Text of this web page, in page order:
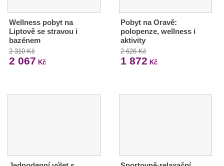
Wellness pobyt na
Liptově se stravou i
bazénem
2 310 Kč
2 067 Kč
Pobyt na Oravě:
polopenze, wellness i
aktivity
2 626 Kč
1 872 Kč